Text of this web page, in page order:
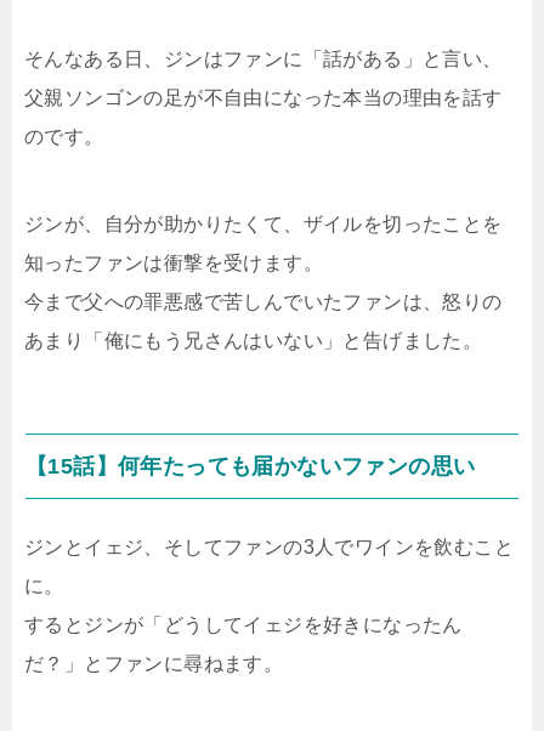
そんなある日、ジンはファンに「話がある」と言い、
父親ソンゴンの足が不自由になった本当の理由を話す
のです。
ジンが、自分が助かりたくて、ザイルを切ったことを
知ったファンは衝撃を受けます。
今まで父への罪悪感で苦しんでいたファンは、怒りの
あまり「俺にもう兄さんはいない」と告げました。
【15話】何年たっても届かないファンの思い
ジンとイェジ、そしてファンの3人でワインを飲むこと
に。
するとジンが「どうしてイェジを好きになったん
だ？」とファンに尋ねます。